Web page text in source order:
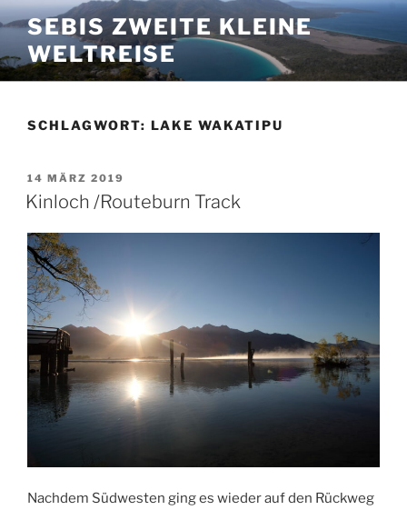
Zum
Inhalt
springen
SEBIS ZWEITE KLEINE
WELTREISE
SCHLAGWORT: LAKE WAKATIPU
VERÖFFENTLICHT
AM
14 MÄRZ 2019
Kinloch /Routeburn Track
Nachdem Südwesten ging es wieder auf den Rückweg